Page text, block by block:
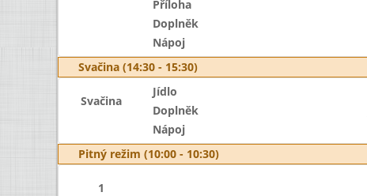
Příloha
Doplněk
Nápoj
Svačina (14:30 - 15:30)
Svačina
Jídlo
Doplněk
Nápoj
Pitný režim (10:00 - 10:30)
1